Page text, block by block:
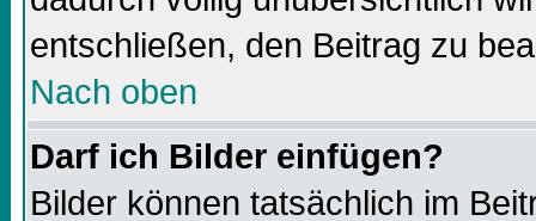
entschließen, den Beitrag zu
Nach oben
Darf ich Bilder einfügen?
Bilder können tatsächlich im